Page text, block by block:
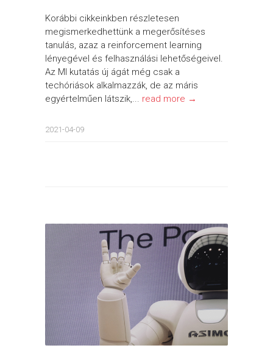
Korábbi cikkeinkben részletesen
megismerkedhettünk a megerősítéses
tanulás, azaz a reinforcement learning
lényegével és felhasználási lehetőségeivel.
Az MI kutatás új ágát még csak a
techóriások alkalmazzák, de az máris
egyértelműen látszik,... read more →
2021-04-09